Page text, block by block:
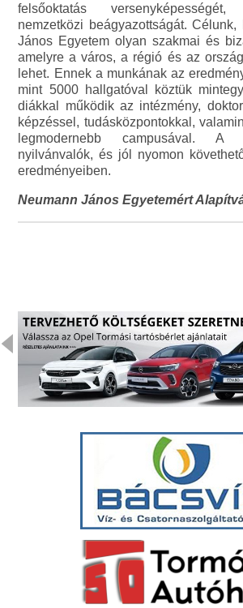
felsőoktatás
nemzetközi beágyazottságát.
János Egyetem olyan szakmai és
amelyre a város, a régió és az
lehet. Ennek a munkának az
mint 5000 hallgatóval köztük
diákkal működik az intézmény,
képzéssel, tudásközpontokkal,
legmodernebb campusával. A
nyilvánvalók, és jól nyomon
eredményeiben.
Neumann János Egyetemért